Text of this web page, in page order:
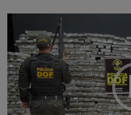
de
vídeo